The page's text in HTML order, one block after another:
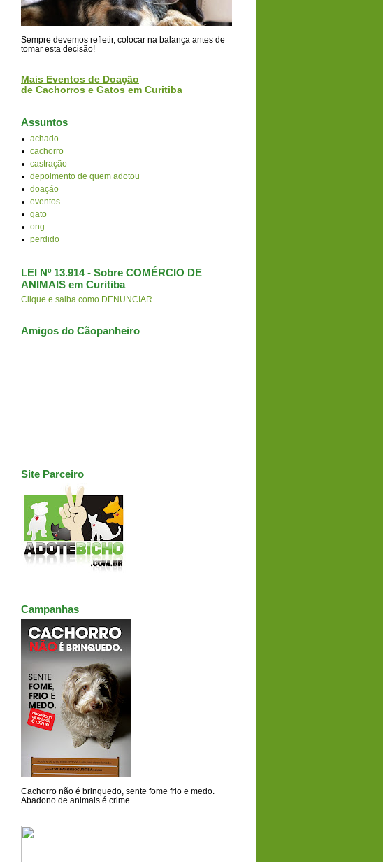
Sempre devemos refletir, colocar na balança antes de
tomar esta decisão!
Mais Eventos de Doação
de Cachorros e Gatos em Curitiba
Assuntos
achado
cachorro
castração
depoimento de quem adotou
doação
eventos
gato
ong
perdido
LEI Nº 13.914 - Sobre COMÉRCIO DE
ANIMAIS em Curitiba
Clique e saiba como DENUNCIAR
Amigos do Cãopanheiro
Site Parceiro
Campanhas
Cachorro não é brinquedo, sente fome frio e medo.
Abadono de animais é crime.